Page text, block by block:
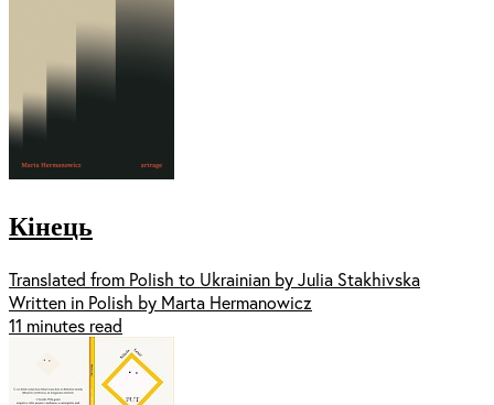
Кінець
Translated from Polish to Ukrainian by Julia Stakhivska
Written in Polish by Marta Hermanowicz
11 minutes read